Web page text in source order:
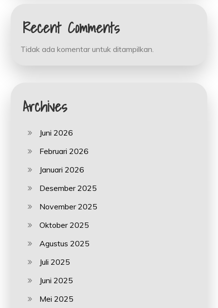
Recent Comments
Tidak ada komentar untuk ditampilkan.
Archives
Juni 2026
Februari 2026
Januari 2026
Desember 2025
November 2025
Oktober 2025
Agustus 2025
Juli 2025
Juni 2025
Mei 2025